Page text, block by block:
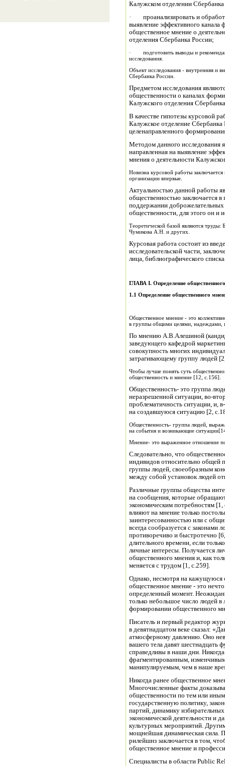
Калужском отделении
· проанализировать и
выявление эффективного
общественное мнение о
отделения Сбербанка России;
· подготовить выводы и рекомендации для организации по результатам проведённого
исследования.
Объект исследования - внутренняя и
Сбербанка России.
Предметом исследования
общественности о каналах
Калужского отделения
В качестве гипотезы курсовой
Калужское отделение Сбербанка
целенаправленного
Методом данного исследования
направленная на выявление
мнения о деятельности
Новизна курсовой работы
организации впервые.
Актуальностью данной работы
общественностью заключается в
поддержании
общественности, для этого он и
Теоретической базой являются
Чумикова А.Н. и других.
Курсовая работа состоит из
исследовательской части,
лица, библиографического
ГЛАВА I. Определение
1.1 Определение общественного
Общественное мнение - это
в группы общими целями, надеждами,
По мнению А.В.Алешиной
заведующего кафедрой
совокупность многих
затрагивающему группу людей
Чтобы лучше понять суть
общественность и мнение [12, с.156].
Общественность- это группа
неразрешенной ситуации, во-
проблематичность ситуации, и,
на создавшуюся ситуацию [2,
Общественность- группа людей,
на события и возникающие
Мнение- это выраженное отношение
Следовательно, что
индивидов относительно общей
группы людей, своеобразным
между собой установок людей
Различные группы общества
на сообщения, которые
экономическим потребностям
влияют на мнение только
заинтересованностью или с
всегда сообразуется с законами
противоречиво и быстротечно
длительного времени, если
личные интересы. Получается
общественного мнения и, как
меняется с трудом [1, с.259].
Однако, несмотря на кажущуюся
общественное мнение - это
определенный момент.
только небольшое число людей
формировании общественного
Писатель и первый редактор
в девятнадцатом веке сказал:
атмосферному давлению. Оно
вашего тела давят шестнадцать
справедливы в наши дни.
фрагментированным,
манипулируемым, чем в наше
Никогда ранее общественное
Многочисленные факты
общественности по тем или
государственную политику,
партий, динамику
экономической деятельности и
культурных мероприятий.
мощнейшая динамическая сила.
рилейшнз заключается в том,
общественное мнение и
Специалисты в области Public